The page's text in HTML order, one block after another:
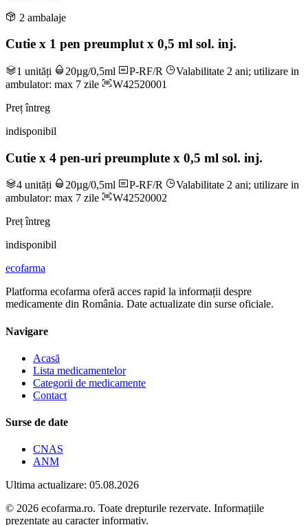
2 ambalaje
Cutie x 1 pen preumplut x 0,5 ml sol. inj.
1 unități 20µg/0,5ml P-RF/R
Valabilitate 2 ani; utilizare in
ambulator: max 7 zile
W42520001
Preț întreg
indisponibil
Cutie x 4 pen-uri preumplute x 0,5 ml sol. inj.
4 unități 20µg/0,5ml P-RF/R
Valabilitate 2 ani; utilizare in
ambulator: max 7 zile
W42520002
Preț întreg
indisponibil
ecofarma
Platforma ecofarma oferă acces rapid la informații despre
medicamente din România. Date actualizate din surse oficiale.
Navigare
Acasă
Lista medicamentelor
Categorii de medicamente
Contact
Surse de date
CNAS
ANM
Ultima actualizare: 05.08.2026
© 2026 ecofarma.ro. Toate drepturile rezervate. Informațiile
prezentate au caracter informativ.